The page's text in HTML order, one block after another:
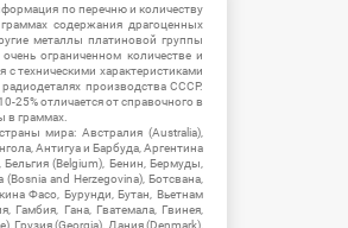
по перечню и количеству
содержания драгоценных
металлы платиновой группы
ограниченном количестве и
техническими характеристиками
производства СССР.
25% отличается от справочного в
в граммах.
мира: Австралия (Australia),
Антигуа и Барбуда, Аргентина
(Belgium), Бенин, Бермуды,
and Herzegovina), Ботсвана,
Фасо, Бурунди, Бутан, Вьетнам
Гамбия, Гана, Гватемала, Гвинея,
Грузия (Georgia), Дания (Denmark),